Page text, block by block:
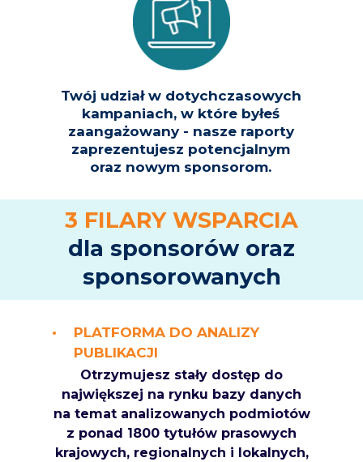
Twój udział w dotychczasowych
kampaniach, w które byłeś
zaangażowany - nasze raporty
zaprezentujesz potencjalnym
oraz nowym sponsorom.
3 FILARY WSPARCIA
dla sponsorów oraz
sponsorowanych
PLATFORMA DO ANALIZY
PUBLIKACJI
Otrzymujesz stały dostęp do
największej na rynku bazy danych
na temat analizowanych podmiotów
z ponad 1800 tytułów prasowych
krajowych, regionalnych i lokalnych,